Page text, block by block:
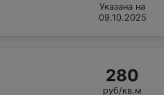
Указана на
09.10.2025
280
руб/кв.м